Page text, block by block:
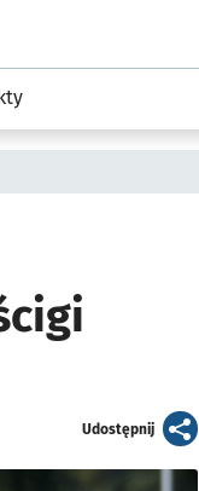
Udostępnijartykuł